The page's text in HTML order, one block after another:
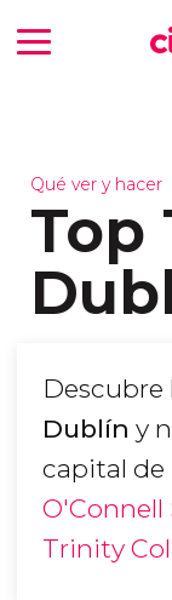
Qué ver y hacer
Top
Descubre
Dublín y
capital de
O'Connell
Trinity